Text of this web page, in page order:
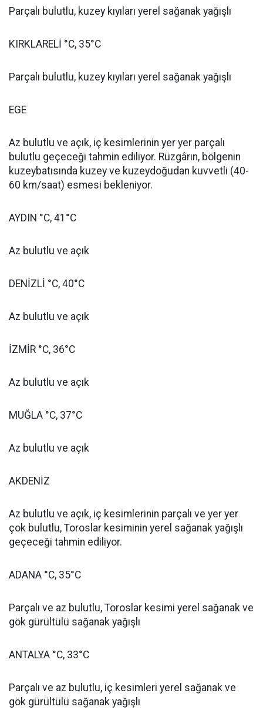
Parçalı bulutlu, kuzey kıyıları yerel sağanak yağışlı
KIRKLARELİ °C, 35°C
Parçalı bulutlu, kuzey kıyıları yerel sağanak yağışlı
EGE
Az bulutlu ve açık, iç kesimlerinin yer yer parçalı
bulutlu geçeceği tahmin ediliyor. Rüzgârın, bölgenin
kuzeybatısında kuzey ve kuzeydoğudan kuvvetli (40-
60 km/saat) esmesi bekleniyor.
AYDIN °C, 41°C
Az bulutlu ve açık
DENİZLİ °C, 40°C
Az bulutlu ve açık
İZMİR °C, 36°C
Az bulutlu ve açık
MUĞLA °C, 37°C
Az bulutlu ve açık
AKDENİZ
Az bulutlu ve açık, iç kesimlerinin parçalı ve yer yer
çok bulutlu, Toroslar kesiminin yerel sağanak yağışlı
geçeceği tahmin ediliyor.
ADANA °C, 35°C
Parçalı ve az bulutlu, Toroslar kesimi yerel sağanak ve
gök gürültülü sağanak yağışlı
ANTALYA °C, 33°C
Parçalı ve az bulutlu, iç kesimleri yerel sağanak ve
gök gürültülü sağanak yağışlı